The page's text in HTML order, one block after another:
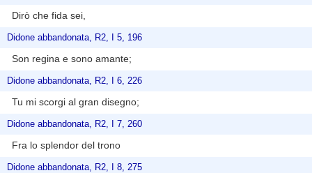
Dirò che fida sei,
Didone abbandonata, R2, I 5, 196
Son regina e sono amante;
Didone abbandonata, R2, I 6, 226
Tu mi scorgi al gran disegno;
Didone abbandonata, R2, I 7, 260
Fra lo splendor del trono
Didone abbandonata, R2, I 8, 275